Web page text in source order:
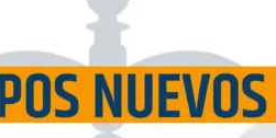
2 3